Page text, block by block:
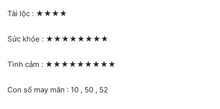
Tài lộc : ★★★★
Sức khỏe : ★★★★★★★★
Tình cảm : ★★★★★★★★★
Con số may mắn : 10 , 50 , 52